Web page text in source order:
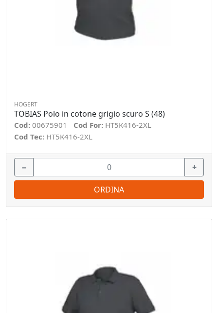
HOGERT
TOBIAS Polo in cotone grigio scuro S (48)
Cod: 00675901 Cod For: HT5K416-2XL
Cod Tec: HT5K416-2XL
− +
ORDINA